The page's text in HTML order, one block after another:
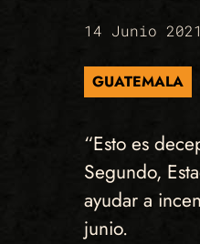
14 Junio
GUATEMALA
“Esto es
Segundo,
ayudar a
junio.